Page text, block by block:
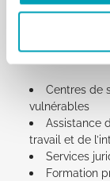
exemples de
Centres de
vulnérables
Assistance
travail et de
Services
Formation